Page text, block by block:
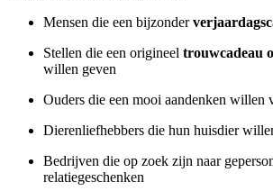
Mensen die een bijzonder
Stellen die een origineel trouwcadeau
willen geven
Ouders die een mooi aandenken willen
Dierenliefhebbers die hun huisdier
Bedrijven die op zoek zijn naar
relatiegeschenken